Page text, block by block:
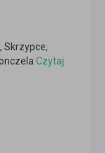
Skrzypce,
Czytaj